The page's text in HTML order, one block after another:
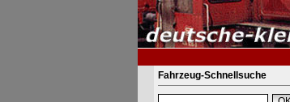
Fahrzeug-Schnellsuche